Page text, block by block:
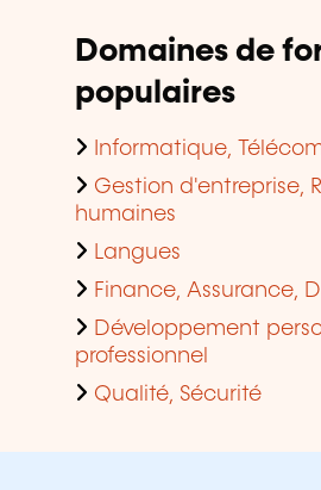
Domaines de
populaires
Informatique,
Gestion d'entreprise,
humaines
Langues
Finance, Assurance,
Développement
professionnel
Qualité, Sécurité